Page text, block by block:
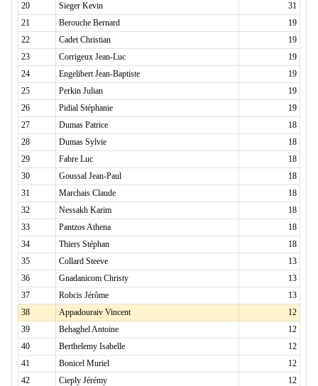
20
Sieger Kevin
31
21
Berouche Bernard
19
22
Cadet Christian
19
23
Corrigeux Jean-Luc
19
24
Engelibert Jean-Baptiste
19
25
Perkin Julian
19
26
Pidial Stéphanie
19
27
Dumas Patrice
18
28
Dumas Sylvie
18
29
Fabre Luc
18
30
Goussal Jean-Paul
18
31
Marchais Claude
18
32
Nessakh Karim
18
33
Pantzos Athena
18
34
Thiers Stéphan
18
35
Collard Steeve
13
36
Gnadanicom Christy
13
37
Robcis Jérôme
13
38
Appadouraiv Vincent
12
39
Behaghel Antoine
12
40
Berthelemy Isabelle
12
41
Bonicel Muriel
12
42
Cieply Jérémy
12